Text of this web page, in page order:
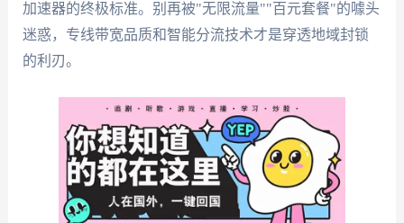
加速器的终极标准。别再被"无限流量""百元套餐"的噱头
迷惑，专线带宽品质和智能分流技术才是穿透地域封锁
的利刃。